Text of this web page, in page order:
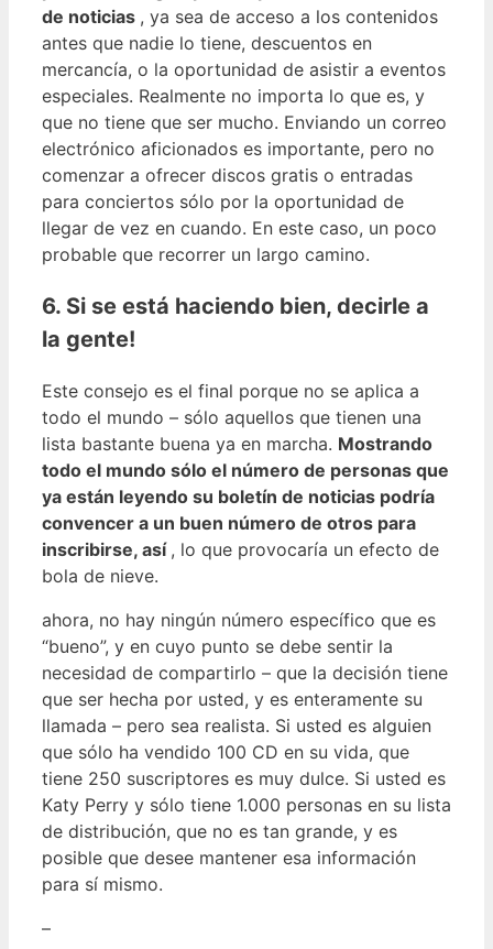
de noticias , ya sea de acceso a los contenidos
antes que nadie lo tiene, descuentos en
mercancía, o la oportunidad de asistir a eventos
especiales. Realmente no importa lo que es, y
que no tiene que ser mucho. Enviando un correo
electrónico aficionados es importante, pero no
comenzar a ofrecer discos gratis o entradas
para conciertos sólo por la oportunidad de
llegar de vez en cuando. En este caso, un poco
probable que recorrer un largo camino.
6. Si se está haciendo bien, decirle a
la gente!
Este consejo es el final porque no se aplica a
todo el mundo – sólo aquellos que tienen una
lista bastante buena ya en marcha. Mostrando
todo el mundo sólo el número de personas que
ya están leyendo su boletín de noticias podría
convencer a un buen número de otros para
inscribirse, así , lo que provocaría un efecto de
bola de nieve.
ahora, no hay ningún número específico que es
“bueno”, y en cuyo punto se debe sentir la
necesidad de compartirlo – que la decisión tiene
que ser hecha por usted, y es enteramente su
llamada – pero sea realista. Si usted es alguien
que sólo ha vendido 100 CD en su vida, que
tiene 250 suscriptores es muy dulce. Si usted es
Katy Perry y sólo tiene 1.000 personas en su lista
de distribución, que no es tan grande, y es
posible que desee mantener esa información
para sí mismo.
–